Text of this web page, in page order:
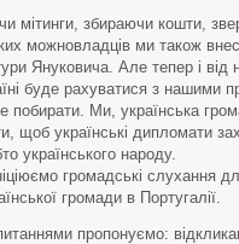
мітинги, збираючи кошти,
можновладців ми також
Януковича. Але тепер і
буде рахуватися з нашими
побирати. Ми, українська
щоб українські дипломати
українського народу.
громадські слухання
громади в Португалії.
пропонуємо: